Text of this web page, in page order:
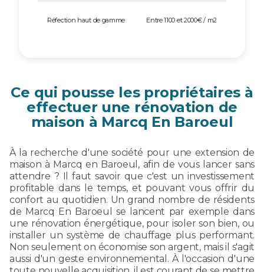
Réfection haut de gamme Entre 1100 et 2000€ / m2
Ce qui pousse les propriétaires à
effectuer une rénovation de
maison à Marcq En Baroeul
À la recherche d'une société pour une extension de
maison à Marcq en Baroeul, afin de vous lancer sans
attendre ? Il faut savoir que c'est un investissement
profitable dans le temps, et pouvant vous offrir du
confort au quotidien. Un grand nombre de résidents
de Marcq En Baroeul se lancent par exemple dans
une rénovation énergétique, pour isoler son bien, ou
installer un système de chauffage plus performant.
Non seulement on économise son argent, mais il s'agit
aussi d'un geste environnemental. À l'occasion d'une